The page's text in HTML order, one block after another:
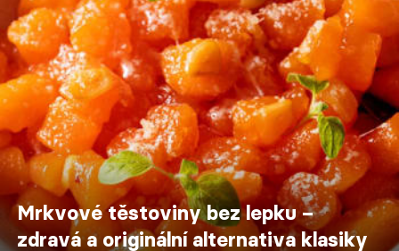
Mrkvové těstoviny bez lepku –
zdravá a originální alternativa klasiky